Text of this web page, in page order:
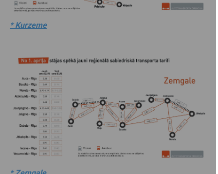
* Kurzeme